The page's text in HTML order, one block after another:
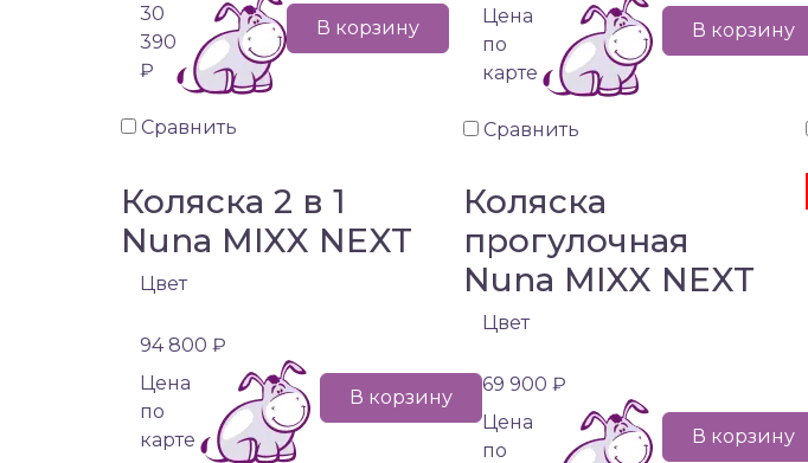
30
390
₽
В корзину
Сравнить
Цена
по
карте
В корзину
Сравнить
Коляска 2 в 1
Nuna MIXX NEXT
Цвет
94 800 ₽
Цена
по
карте
В корзину
Коляска
прогулочная
Nuna MIXX NEXT
Цвет
69 900 ₽
Цена
по
В корзину